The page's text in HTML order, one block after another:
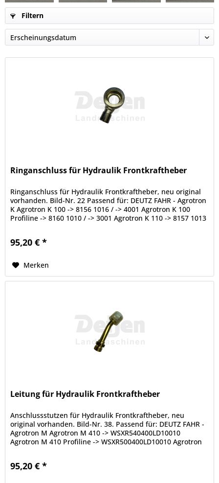
Filtern
Ringanschluss für Hydraulik Frontkraftheber
Ringanschluss für Hydraulik Frontkraftheber, neu original
vorhanden. Bild-Nr. 22 Passend für: DEUTZ FAHR - Agrotron
K Agrotron K 100 -> 8156 1016 / -> 4001 Agrotron K 100
Profiline -> 8160 1010 / -> 3001 Agrotron K 110 -> 8157 1013
95,20 € *
Merken
Leitung für Hydraulik Frontkraftheber
Anschlussstutzen für Hydraulik Frontkraftheber, neu
original vorhanden. Bild-Nr. 38. Passend für: DEUTZ FAHR -
Agrotron M Agrotron M 410 -> WSXR540400LD10010
Agrotron M 410 Profiline -> WSXR500400LD10010 Agrotron
95,20 € *